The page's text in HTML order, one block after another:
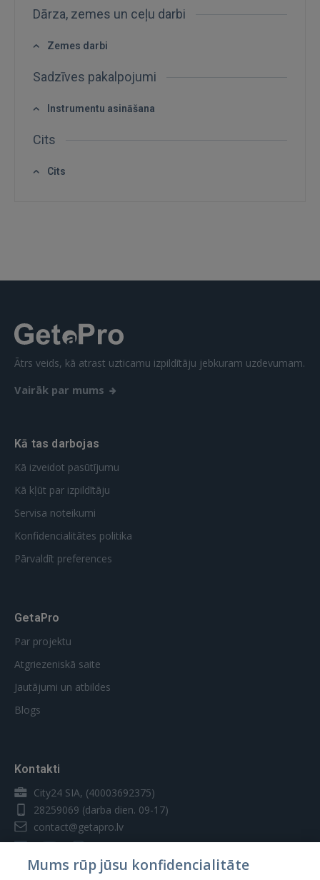
Dārza, zemes un ceļu darbi
Zemes darbi
Sadzīves pakalpojumi
Instrumentu asināšana
Cits
Cits
Ātrs veids, kā atrast uzticamu izpildītāju jebkuram uzdevumam.
Vairāk par mums
Kā tas darbojas
Kā izveidot pasūtījumu
Kā kļūt par izpildītāju
Servisa noteikumi
Konfidencialitātes politika
Pārvaldīt preferences
GetaPro
Par projektu
Atgriezeniskā saite
Jautājumi un atbildes
Blogs
Kontakti
City24 SIA, (40003692375)
28259069 (darba dien. 09-17)
contact@getapro.lv
Mums rūp jūsu konfidencialitāte